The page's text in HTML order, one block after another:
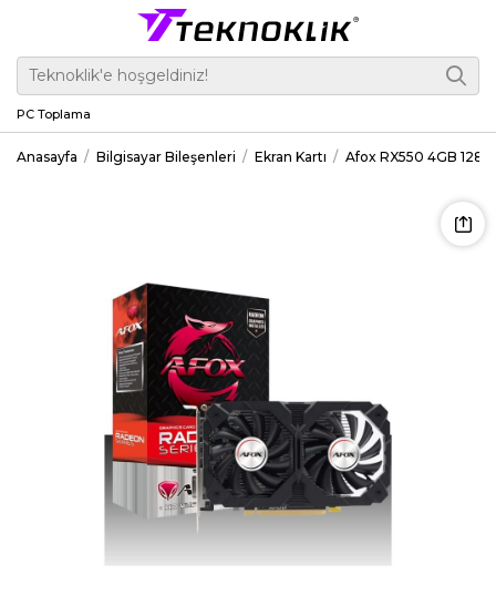
PC Toplama
Anasayfa Bilgisayar Bileşenleri Ekran Kartı Afox RX550 4GB 128